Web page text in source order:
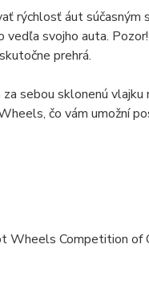
rýchlosť áut súčasným
vedľa svojho auta.
prehrá.
sebou sklonenú vlajku
čo vám umožní
Wheels Competition of